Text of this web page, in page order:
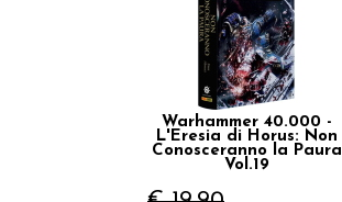
Warhammer 40.000 -
L'Eresia di Horus: Non
Conosceranno la Paura
Vol.19